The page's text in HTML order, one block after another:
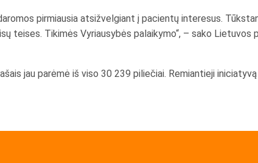
pirmiausia atsižvelgiant į pacientų interesus.
teises. Tikimės Vyriausybės palaikymo“, – sako
jau parėmė iš viso 30 239 piliečiai. Remiantieji